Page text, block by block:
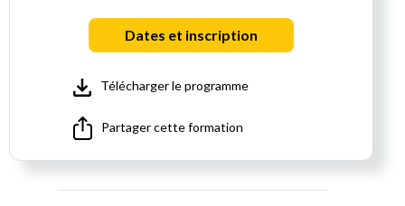
Dates et inscription
Télécharger le programme
Partager cette formation